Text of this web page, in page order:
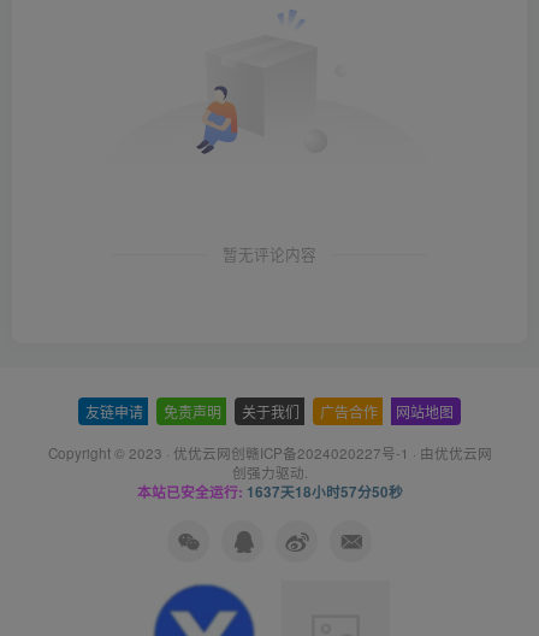
暂无评论内容
友链申请 免责声明 关于我们 广告合作 网站地图
Copyright © 2023 · 优优云网创赣ICP备2024020227号-1 · 由优优云网
创强力驱动.
本站已安全运行: 1637天18小时57分51秒